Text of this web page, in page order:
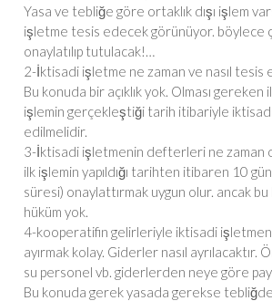
Yasa ve tebliğe göre ortaklık dışı işlem
işletme tesis edecek görünüyor.
onaylatılıp tutulacak!…
2-İktisadi işletme ne zaman ve nasıl
Bu konuda bir açıklık yok. Olması gereken
işlemin gerçekleştiği tarih itibariyle
edilmelidir.
3-İktisadi işletmenin defterleri ne zaman
ilk işlemin yapıldığı tarihten itibaren 10
süresi) onaylattırmak uygun olur. ancak
hüküm yok.
4-kooperatifin gelirleriyle iktisadi
ayırmak kolay. Giderler nasıl ayrılacaktır.
su personel vb. giderlerden neye göre
Bu konuda gerek yasada gerekse